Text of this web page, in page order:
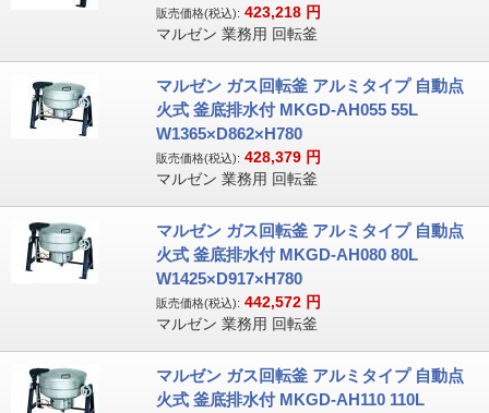
販売価格(税込): 423,218 円
マルゼン 業務用 回転釜
マルゼン ガス回転釜 アルミタイプ 自動点
火式 釜底排水付 MKGD-AH055 55L
W1365×D862×H780
販売価格(税込): 428,379 円
マルゼン 業務用 回転釜
マルゼン ガス回転釜 アルミタイプ 自動点
火式 釜底排水付 MKGD-AH080 80L
W1425×D917×H780
販売価格(税込): 442,572 円
マルゼン 業務用 回転釜
マルゼン ガス回転釜 アルミタイプ 自動点
火式 釜底排水付 MKGD-AH110 110L